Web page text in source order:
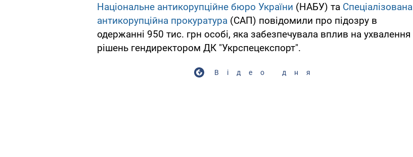
Національне антикорупційне бюро України (НАБУ) та Спеціалізована
антикорупційна прокуратура (САП) повідомили про підозру в
одержанні 950 тис. грн особі, яка забезпечувала вплив на ухвалення
рішень гендиректором ДК "Укрспецекспорт".
Відео дня